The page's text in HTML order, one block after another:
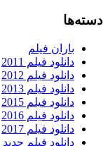
دسته‌ها
باران فیلم
دانلود فیلم 2011
دانلود فیلم 2012
دانلود فیلم 2013
دانلود فیلم 2015
دانلود فیلم 2016
دانلود فیلم 2017
دانلود فیلم جدید